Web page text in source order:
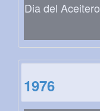
Dia del Aceitero
1976